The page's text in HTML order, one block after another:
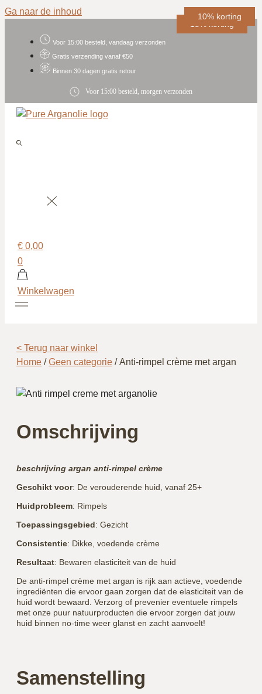
Ga naar de inhoud
Voor 15:00 besteld, vandaag verzonden
Gratis verzending vanaf €50
Binnen 30 dagen gratis retour
Voor 15:00 besteld, morgen verzonden
€ 0,00
0
Winkelwagen
< Terug naar winkel
Home /Geen categorie / Anti-rimpel crème met argan
15% korting
Omschrijving
beschrijving argan anti-rimpel crème
Geschikt voor: De verouderende huid, vanaf 25+
Huidprobleem: Rimpels
Toepassingsgebied: Gezicht
Consistentie: Dikke, voedende crème
Resultaat: Bewaren elasticiteit van de huid
De anti-rimpel crème met argan is rijk aan actieve, voedende
ingrediënten die ervoor gaan zorgen dat de elasticiteit van de
huid wordt bewaard. Verzorg of prevenier eventuele rimpels
met onze puur natuurproducten die ervoor zorgen dat jouw
huid binnen no-time weer glanst en zacht aanvoelt!
Samenstelling
15% korting
10% korting
10% korting
10% korting